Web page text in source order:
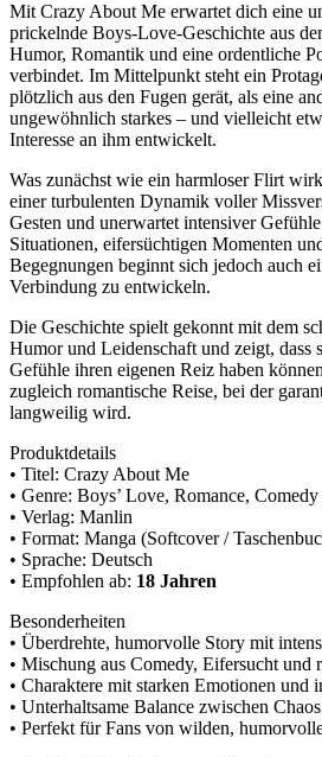
Mit Crazy About Me erwartet dich eine
prickelnde Boys-Love-Geschichte aus
Humor, Romantik und eine ordentliche
verbindet. Im Mittelpunkt steht ein
plötzlich aus den Fugen gerät, als eine
ungewöhnlich starkes – und vielleicht
Interesse an ihm entwickelt.
Was zunächst wie ein harmloser Flirt
einer turbulenten Dynamik voller
Gesten und unerwartet intensiver
Situationen, eifersüchtigen Momenten
Begegnungen beginnt sich jedoch auch
Verbindung zu entwickeln.
Die Geschichte spielt gekonnt mit dem
Humor und Leidenschaft und zeigt, dass
Gefühle ihren eigenen Reiz haben
zugleich romantische Reise, bei der
langweilig wird.
Produktdetails
• Titel: Crazy About Me
• Genre: Boys’ Love, Romance, Comedy
• Verlag: Manlin
• Format: Manga (Softcover /
• Sprache: Deutsch
• Empfohlen ab: 18 Jahren
Besonderheiten
• Überdrehte, humorvolle Story mit
• Mischung aus Comedy, Eifersucht und
• Charaktere mit starken Emotionen und
• Unterhaltsame Balance zwischen
• Perfekt für Fans von wilden,